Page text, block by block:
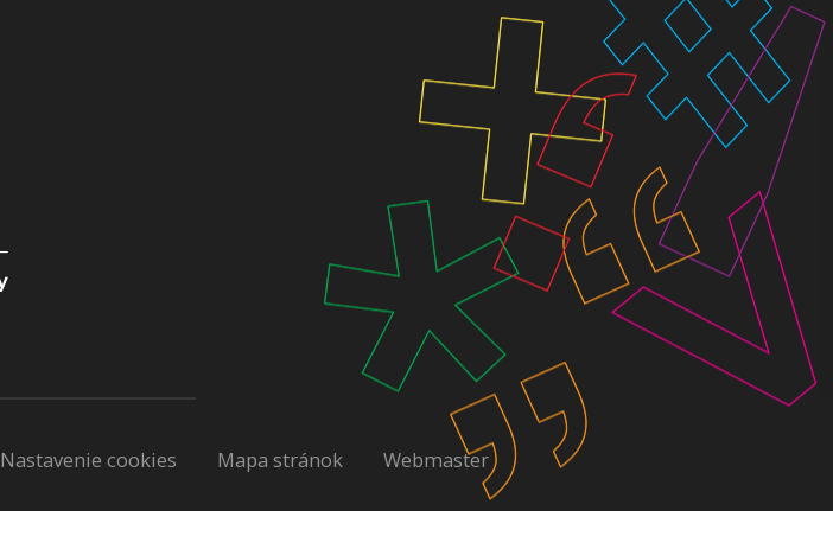
Nastavenie cookies Mapa stránok Webmaster